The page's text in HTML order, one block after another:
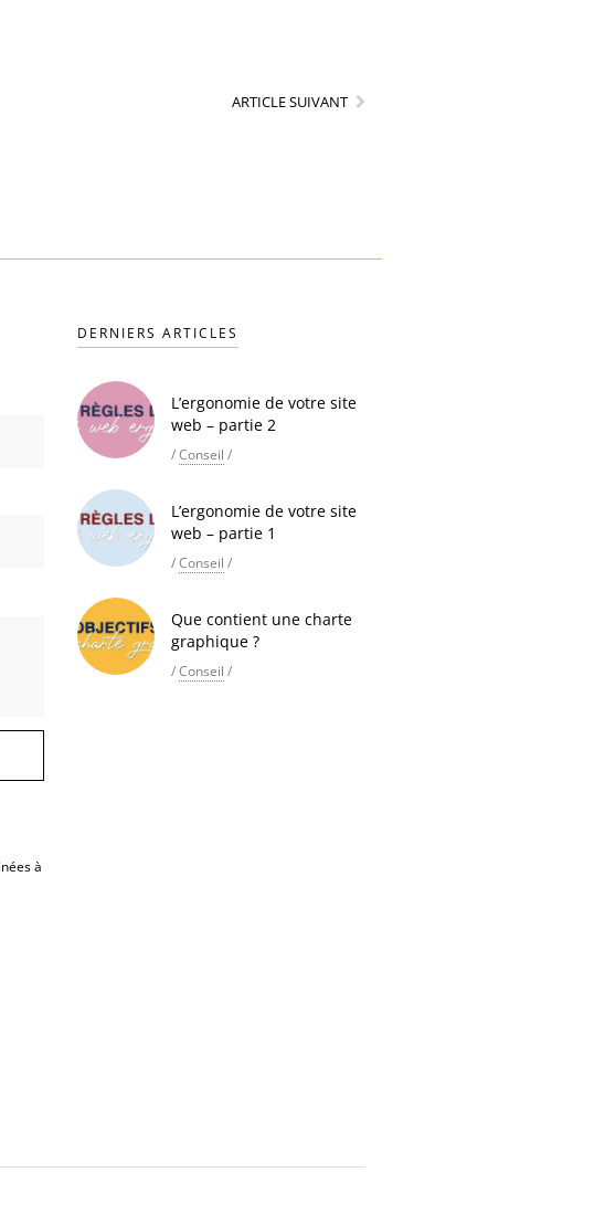
ARTICLE SUIVANT
à
DERNIERS ARTICLES
L’ergonomie de votre site
web – partie 2
/Conseil /
L’ergonomie de votre site
web – partie 1
/Conseil /
Que contient une charte
graphique ?
/Conseil /